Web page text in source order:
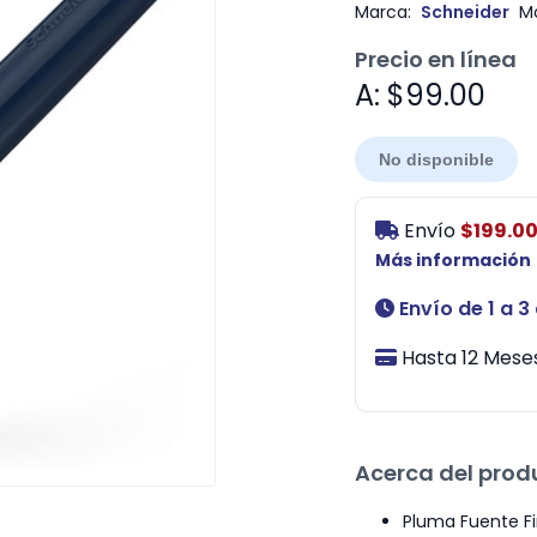
Marca: Schneider
Precio en línea
A: $99.00
No disponible
Envío $199.00
Más información
Envío de 1 a
Hasta 12
Acerca del
Pluma Fuente